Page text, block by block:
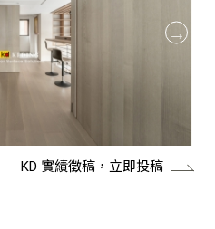
KD 實績徵稿，立即投稿